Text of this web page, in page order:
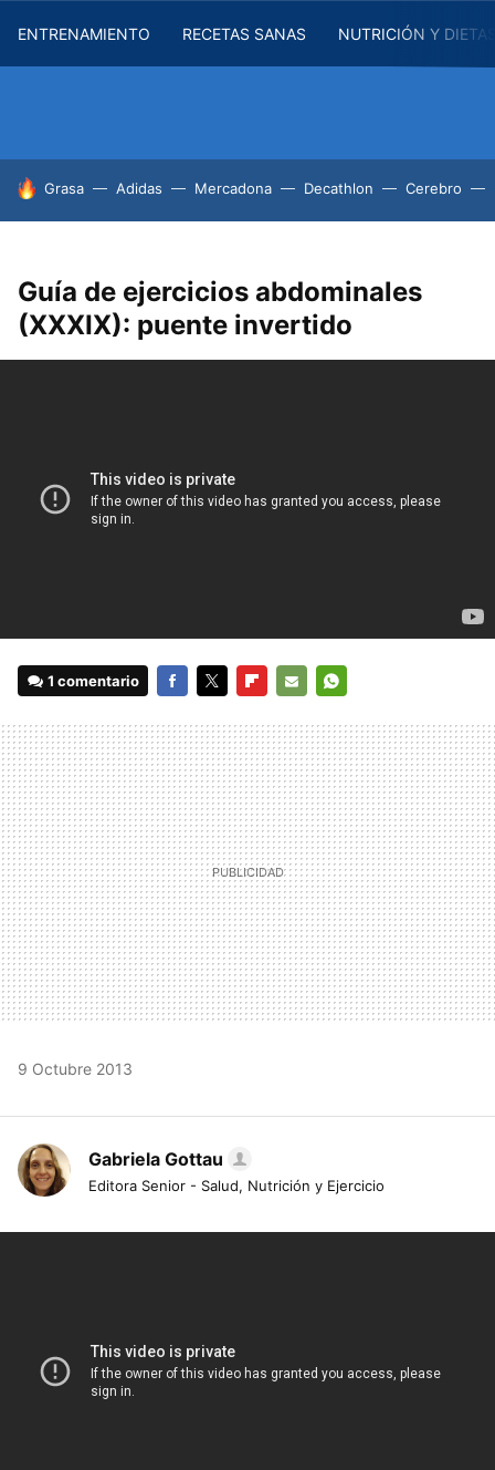
ENTRENAMIENTO RECETAS SANAS NUTRICIÓN Y
HOY SE HABLA DE
Grasa Adidas Mercadona Decathlon Cerebro
Guía de ejercicios abdominales
(XXXIX): puente invertido
1 comentario
MAIL
9 Octubre 2013
Gabriela Gottau
Editora Senior - Salud, Nutrición y Ejercicio